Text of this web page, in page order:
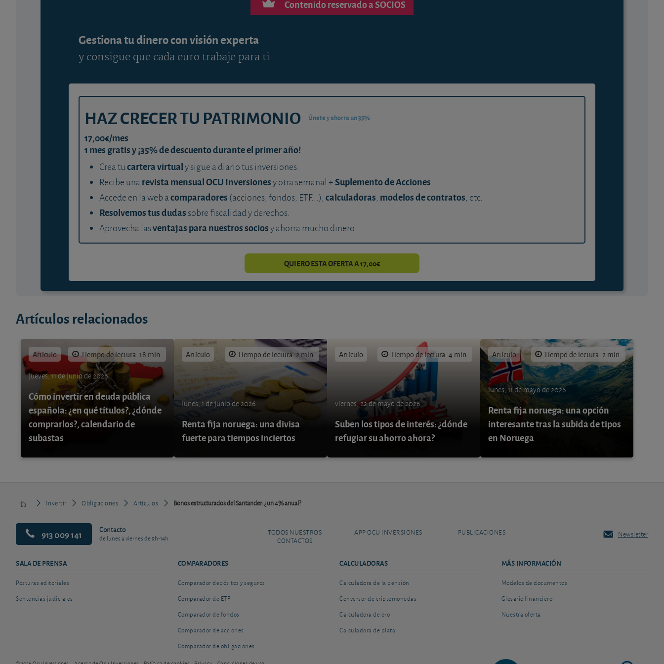
Contenido reservado a SOCIOS
Gestiona tu dinero con visión experta
y consigue que cada euro trabaje para ti
HAZ CRECER TU PATRIMONIO Únete y ahorra un 35%
17,00€/mes
1 mes gratis y ¡35% de descuento durante el primer año!
Crea tucartera virtualy sigue a diario tus inversiones.
Recibe unarevista mensual OCU Inversionesy otra semanal +Suplemento de Acciones.
Accede en la web acomparadores (acciones, fondos, ETF...), calculadoras, modelos de contratos, etc.
Resolvemos tus dudas sobre fiscalidad y derechos.
Aprovecha lasventajas para nuestros sociosy ahorra mucho dinero.
QUIERO ESTA OFERTA A 17,00€
Artículos relacionados
Artículo Tiempo de lectura: 18 min.
jueves, 11 de junio de 2026
Cómo invertir en deuda pública
española: ¿en qué títulos?, ¿dónde
comprarlos?, calendario de
subastas
Artículo Tiempo de lectura: 2 min.
lunes, 1 de junio de 2026
Renta fija noruega: una divisa
fuerte para tiempos inciertos
Artículo Tiempo de lectura: 4 min.
viernes, 22 de mayo de 2026
Suben los tipos de interés: ¿dónde
refugiar su ahorro ahora?
Artículo Tiempo de lectura: 2 min.
lunes, 11 de mayo de 2026
Renta fija noruega: una opción
interesante tras la subida de tipos
en Noruega
Invertir Obligaciones Artículos Bonos estructurados del Santander: ¿un 4% anual?
913 009 141 Contacto
de lunes a viernes de 9h-14h
TODOS NUESTROS
CONTACTOS
APP OCU INVERSIONES PUBLICACIONES Newsletter
SALA DE PRENSA
Posturas editoriales
Sentencias judiciales
COMPARADORES
Comparador depósitos y seguros
Comparador de ETF
Comparador de fondos
Comparador de acciones
Comparador de obligaciones
CALCULADORAS
Calculadora de la pensión
Conversor de criptomonedas
Calculadora de oro
Calculadora de plata
MÁS INFORMACIÓN
Modelos de documentos
Glosario financiero
Nuestra oferta